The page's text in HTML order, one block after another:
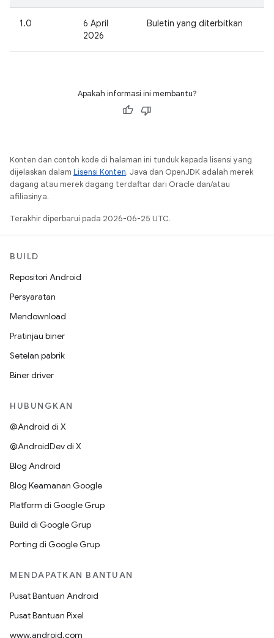
1.0
6 April
2026
Buletin yang diterbitkan
Apakah informasi ini membantu?
Konten dan contoh kode di halaman ini tunduk kepada lisensi yang
dijelaskan dalam Lisensi Konten. Java dan OpenJDK adalah merek
dagang atau merek dagang terdaftar dari Oracle dan/atau
afiliasinya.
Terakhir diperbarui pada 2026-06-25 UTC.
BUILD
Repositori Android
Persyaratan
Mendownload
Pratinjau biner
Setelan pabrik
Biner driver
HUBUNGKAN
@Android di X
@AndroidDev di X
Blog Android
Blog Keamanan Google
Platform di Google Grup
Build di Google Grup
Porting di Google Grup
MENDAPATKAN BANTUAN
Pusat Bantuan Android
Pusat Bantuan Pixel
www.android.com